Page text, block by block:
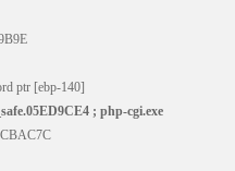
ptr [ebp-140]
; php-cgi.exe